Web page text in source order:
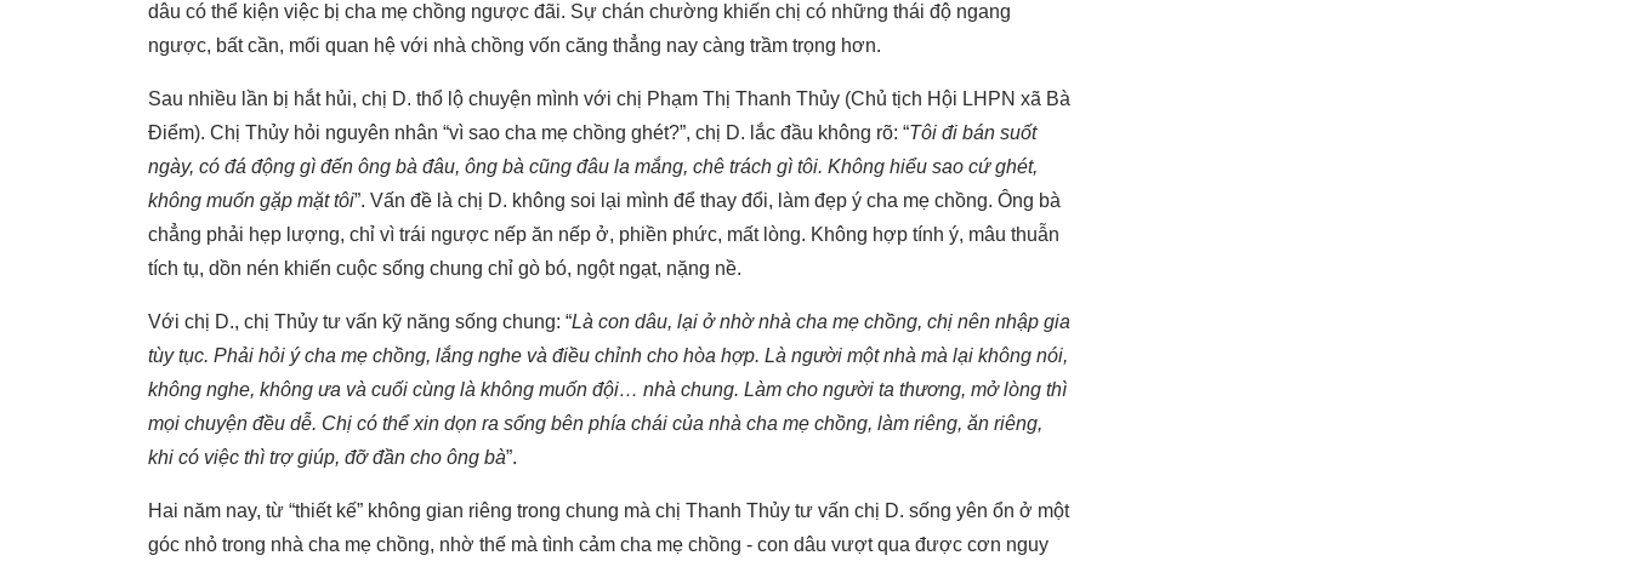
dâu có thể kiện việc bị cha mẹ chồng ngược đãi. Sự chán chường khiến chị có những thái độ ngang
ngược, bất cần, mối quan hệ với nhà chồng vốn căng thẳng nay càng trầm trọng hơn.
Sau nhiều lần bị hắt hủi, chị D. thổ lộ chuyện mình với chị Phạm Thị Thanh Thủy (Chủ tịch Hội LHPN xã Bà
Điểm). Chị Thủy hỏi nguyên nhân “vì sao cha mẹ chồng ghét?”, chị D. lắc đầu không rõ: “Tôi đi bán suốt
ngày, có đá động gì đến ông bà đâu, ông bà cũng đâu la mắng, chê trách gì tôi. Không hiểu sao cứ ghét,
không muốn gặp mặt tôi”. Vấn đề là chị D. không soi lại mình để thay đổi, làm đẹp ý cha mẹ chồng. Ông bà
chẳng phải hẹp lượng, chỉ vì trái ngược nếp ăn nếp ở, phiền phức, mất lòng. Không hợp tính ý, mâu thuẫn
tích tụ, dồn nén khiến cuộc sống chung chỉ gò bó, ngột ngạt, nặng nề.
Với chị D., chị Thủy tư vấn kỹ năng sống chung: “Là con dâu, lại ở nhờ nhà cha mẹ chồng, chị nên nhập gia
tùy tục. Phải hỏi ý cha mẹ chồng, lắng nghe và điều chỉnh cho hòa hợp. Là người một nhà mà lại không nói,
không nghe, không ưa và cuối cùng là không muốn đội… nhà chung. Làm cho người ta thương, mở lòng thì
mọi chuyện đều dễ. Chị có thể xin dọn ra sống bên phía chái của nhà cha mẹ chồng, làm riêng, ăn riêng,
khi có việc thì trợ giúp, đỡ đần cho ông bà”.
Hai năm nay, từ “thiết kế” không gian riêng trong chung mà chị Thanh Thủy tư vấn chị D. sống yên ổn ở một
góc nhỏ trong nhà cha mẹ chồng, nhờ thế mà tình cảm cha mẹ chồng - con dâu vượt qua được cơn nguy